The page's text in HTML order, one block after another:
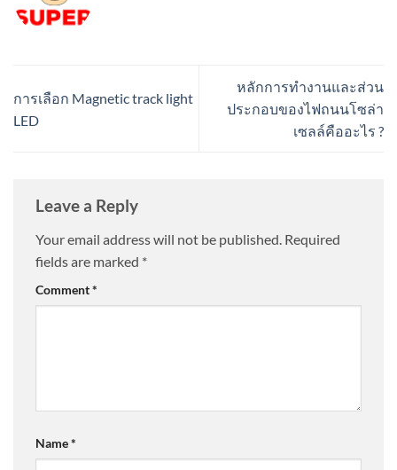
การเลือก Magnetic track light
LED
หลักการทำงานและส่วน
ประกอบของไฟถนนโซล่า
เซลล์คืออะไร ?
Leave a Reply
Your email address will not be published. Required
fields are marked *
Comment*
Name*